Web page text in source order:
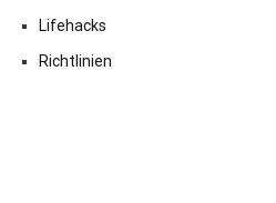
Lifehacks
Richtlinien